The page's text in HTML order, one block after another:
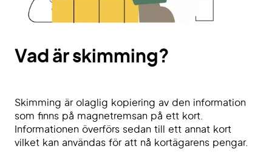
Vad är skimming?
Skimming är olaglig kopiering av den information
som finns på magnetremsan på ett kort.
Informationen överförs sedan till ett annat kort
vilket kan användas för att nå kortägarens pengar.